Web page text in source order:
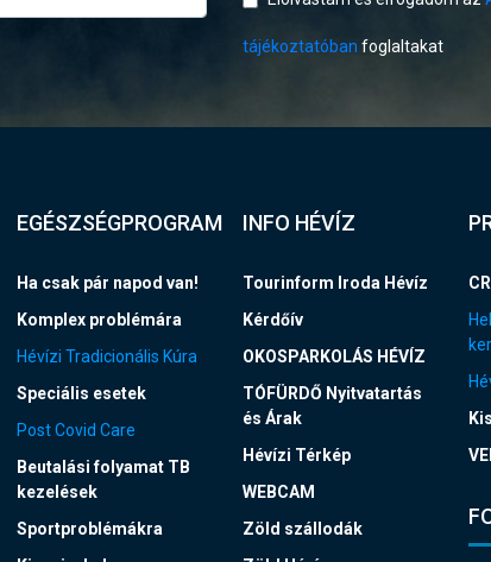
tájékoztatóban foglaltakat
EGÉSZSÉGPROGRAM
Ha csak pár napod van!
Komplex problémára
Hévízi Tradicionális Kúra
Speciális esetek
Post Covid Care
Beutalási folyamat TB
kezelések
Sportproblémákra
INFO HÉVÍZ
Tourinform Iroda Hévíz
Kérdőív
OKOSPARKOLÁS HÉVÍZ
TÓFÜRDŐ Nyitvatartás
és Árak
Hévízi Térkép
WEBCAM
Zöld szállodák